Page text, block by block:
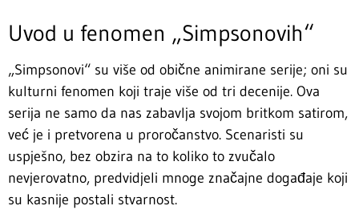
Uvod u fenomen „Simpsonovih“
„Simpsonovi“ su više od obične animirane serije; oni su
kulturni fenomen koji traje više od tri decenije. Ova
serija ne samo da nas zabavlja svojom britkom satirom,
već je i pretvorena u proročanstvo. Scenaristi su
uspješno, bez obzira na to koliko to zvučalo
nevjerovatno, predvidjeli mnoge značajne događaje koji
su kasnije postali stvarnost.